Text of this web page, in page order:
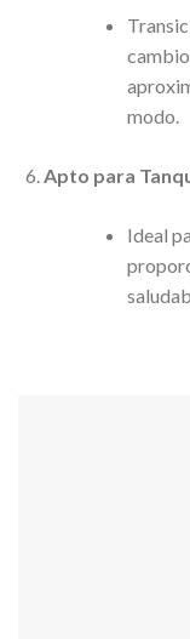
modo.
Apto para
Ideal